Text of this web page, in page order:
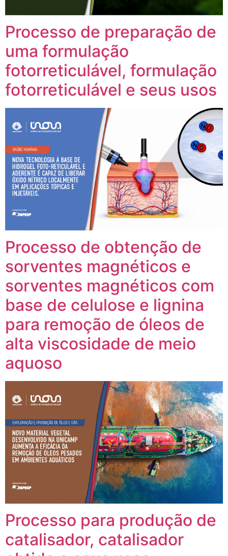
Processo de preparação de
uma formulação
fotorreticulável, formulação
fotorreticulável e seus usos
Processo de obtenção de
sorventes magnéticos e
sorventes magnéticos com
base de celulose e lignina
para remoção de óleos de
alta viscosidade de meio
aquoso
Processo para produção de
catalisador, catalisador